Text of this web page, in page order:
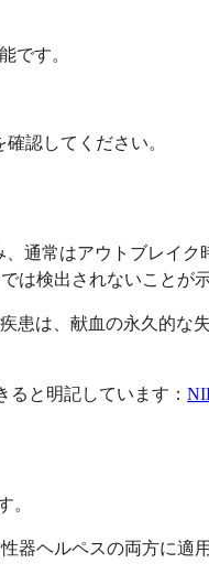
です。
認してください。
通常はアウトブレイク
は検出されないことが
は、献血の永久的な
と明記しています：
。
ヘルペスの両方に適